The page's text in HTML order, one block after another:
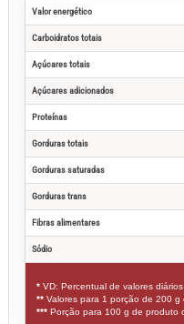
Valor energético
Carboidratos totais
Açúcares totais
Açúcares adicionados
Proteínas
Gorduras totais
Gorduras saturadas
Gorduras trans
Fibras alimentares
Sódio
* VD: Percentual de valores
** Valores para 1 porção de 200 g
*** Porção para 100 g de produto